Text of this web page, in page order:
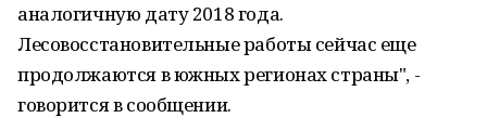
аналогичную дату 2018 года.
Лесовосстановительные работы сейчас еще
продолжаются в южных регионах страны", -
говорится в сообщении.